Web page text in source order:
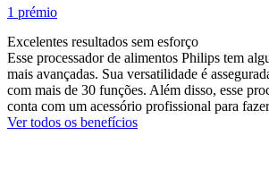
1 prémio
Excelentes resultados sem esforço
Esse processador de alimentos Philips tem
mais avançadas. Sua versatilidade é
com mais de 30 funções. Além disso, esse
conta com um acessório profissional para
Ver todos os benefícios